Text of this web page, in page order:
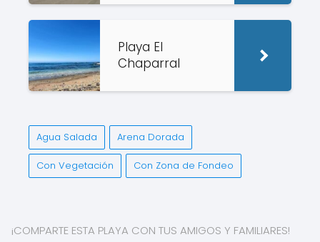
Playa El
Chaparral
Agua Salada Arena Dorada
Con Vegetación Con Zona de Fondeo
¡COMPARTE ESTA PLAYA CON TUS AMIGOS Y FAMILIARES!